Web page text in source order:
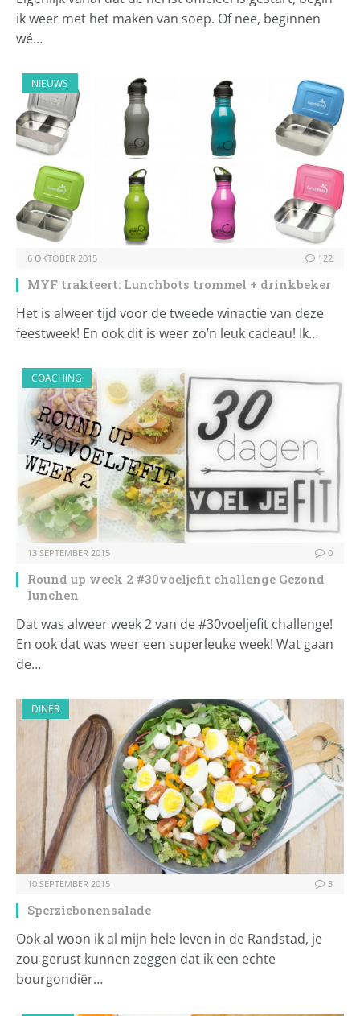
ik weer met het maken van soep. Of nee, beginnen
wé…
NIEUWS
6 OKTOBER 2015 122
MYF trakteert: Lunchbots trommel + drinkbeker
Het is alweer tijd voor de tweede winactie van deze
feestweek! En ook dit is weer zo’n leuk cadeau! Ik…
COACHING
13 SEPTEMBER 2015 0
Round up week 2 #30voeljefit challenge Gezond
lunchen
Dat was alweer week 2 van de #30voeljefit challenge!
En ook dat was weer een superleuke week! Wat gaan
de…
DINER
10 SEPTEMBER 2015 3
Sperziebonensalade
Ook al woon ik al mijn hele leven in de Randstad, je
zou gerust kunnen zeggen dat ik een echte
bourgondiër…